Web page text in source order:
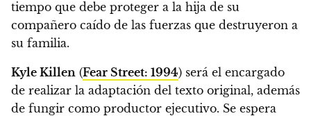
tiempo que debe proteger a la hija de su
compañero caído de las fuerzas que destruyeron a
su familia.
Kyle Killen (Fear Street: 1994) será el encargado
de realizar la adaptación del texto original, además
de fungir como productor ejecutivo. Se espera